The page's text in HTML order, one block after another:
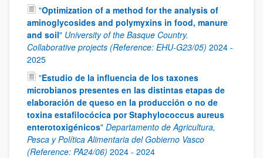
"Optimization of a method for the analysis of
aminoglycosides and polymyxins in food, manure
and soil" University of the Basque Country.
Collaborative projects (Reference: EHU-G23/05) 2024 -
2025
"Estudio de la influencia de los taxones
microbianos presentes en las distintas etapas de
elaboración de queso en la producción o no de
toxina estafilocócica por Staphylococcus aureus
enterotoxigénicos" Departamento de Agricultura,
Pesca y Política Alimentaria del Gobierno Vasco
(Reference: PA24/06) 2024 - 2024